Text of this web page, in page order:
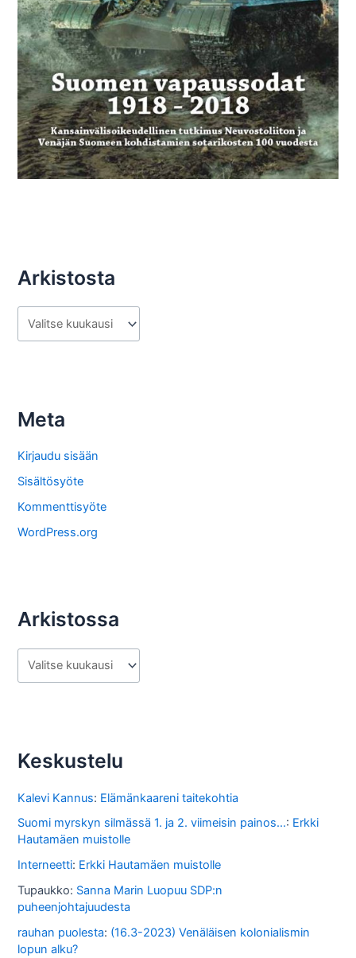
Arkistosta
r
s
o
s
t
a
Meta
Kirjaudu sisään
Sisältösyöte
Kommenttisyöte
WordPress.org
Arkistossa
r
s
o
s
s
a
Keskustelu
Kalevi Kannus: Elämänkaareni taitekohtia
Suomi myrskyn silmässä 1. ja 2. viimeisin painos...: Erkki
Hautamäen muistolle
Interneetti: Erkki Hautamäen muistolle
Tupaukko: Sanna Marin Luopuu SDP:n
puheenjohtajuudesta
rauhan puolesta: (16.3-2023) Venäläisen kolonialismin
lopun alku?